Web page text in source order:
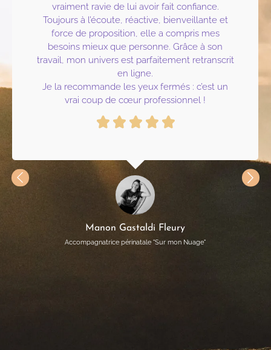
Manon Gastaldi Fleury
Accompagnatrice périnatale "Sur mon Nuage"
vraiment ravie de lui avoir fait confiance.
Toujours à l’écoute, réactive, bienveillante et
force de proposition, elle a compris mes
besoins mieux que personne. Grâce à son
travail, mon univers est parfaitement retranscrit
en ligne.
Je la recommande les yeux fermés : c’est un
vrai coup de cœur professionnel !
    